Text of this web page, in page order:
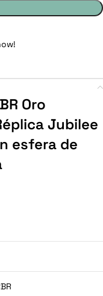
Oro
Jubilee
esfera de